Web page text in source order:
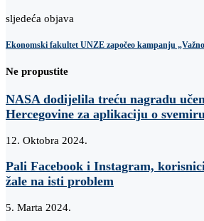
sljedeća objava
Ekonomski fakultet UNZE započeo kampanju
Ne propustite
NASA dodijelila treću nagradu
Hercegovine za aplikaciju o svemiru
12. Oktobra 2024.
Pali Facebook i Instagram,
žale na isti problem
5. Marta 2024.